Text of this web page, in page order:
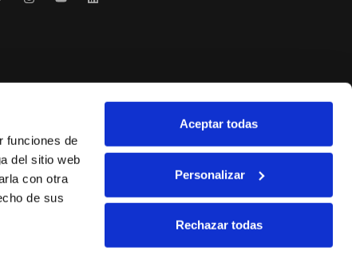
funciones de
del sitio web
con otra
de sus
Aceptar todas
Personalizar
Rechazar todas
Serrats